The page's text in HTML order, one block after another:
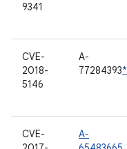
9341
CVE-
2018-
5146
A-
77284393*
CVE-
A-